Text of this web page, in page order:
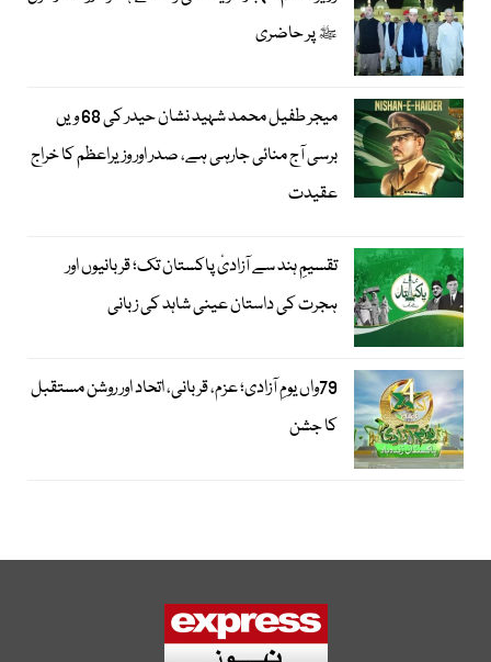
ﷺ پر حاضری
میجر طفیل محمد شہید نشان حیدر کی 68 ویں
برسی آج منائی جارہی ہے، صدر اور وزیراعظم کا خراج
عقیدت
تقسیمِ ہند سے آزادیٔ پاکستان تک؛ قربانیوں اور
ہجرت کی داستان عینی شاہد کی زبانی
79واں یومِ آزادی؛ عزم، قربانی، اتحاد اور روشن مستقبل
کا جشن